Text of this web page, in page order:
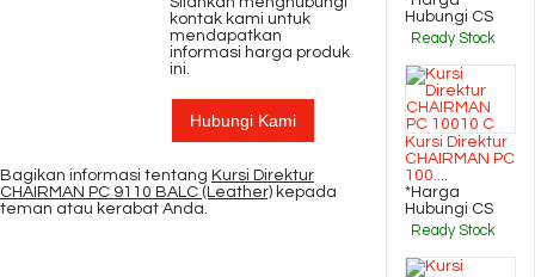
kontak kami untuk
mendapatkan
informasi harga produk
ini.
Hubungi Kami
Bagikan informasi tentang Kursi Direktur
CHAIRMAN PC 9110 BALC (Leather) kepada
teman atau kerabat Anda.
Hubungi CS
Ready Stock
Kursi Direktur
CHAIRMAN PC
100....
*Harga
Hubungi CS
Ready Stock